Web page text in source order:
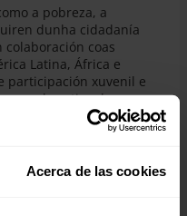
Acerca de las cookies
a pobreza, a
dunha cidadanía
coas
Latina, África e
participación xuvenil e
, co obxectivo de
para a
a nosa Rede Xuvenil
coas que